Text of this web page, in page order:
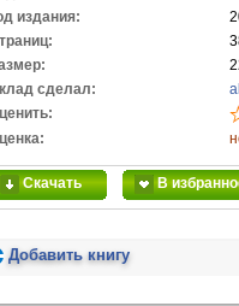
издания:
сделал:
Скачать В
Добавить книгу